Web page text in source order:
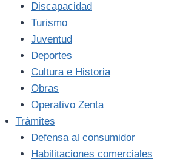
Discapacidad
Turismo
Juventud
Deportes
Cultura e Historia
Obras
Operativo Zenta
Trámites
Defensa al consumidor
Habilitaciones comerciales